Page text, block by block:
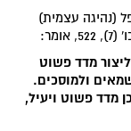
אביב) קופל (נהיגה עצמית)
מדד פשוט
ולמוסכים.
מדד פשוט ויעיל,